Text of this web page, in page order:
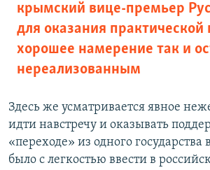
крымский вице-премьер
для оказания
хорошее намерение так и
нереализованным
Здесь же усматривается явное
идти навстречу и оказывать
«переходе» из одного
было с легкостью ввести в